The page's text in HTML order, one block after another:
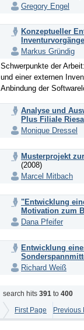
Gregory Engel
Konzeptueller
Markus Gründig
Schwerpunkte der
und einer externen
Anbindung der
Analyse und
Plus Filiale Riesa
Monique Dressel
Musterprojekt
(2008)
Marcel Mitbach
"Entwicklung
Motivation zum
Dana Pfeifer
Entwicklung
Richard Weiß
search hits 391 to 400
First Page
Previous